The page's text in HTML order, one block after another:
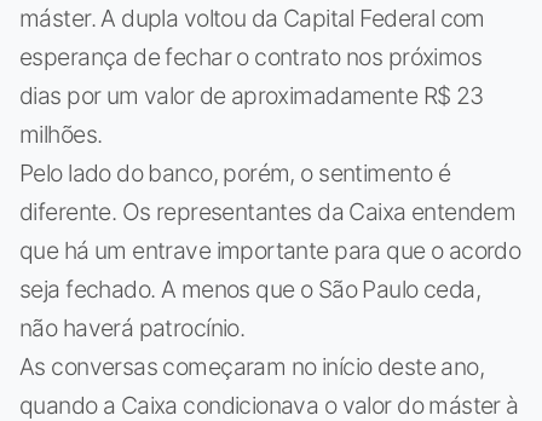
máster. A dupla voltou da Capital Federal com
esperança de fechar o contrato nos próximos
dias por um valor de aproximadamente R$ 23
milhões.
Pelo lado do banco, porém, o sentimento é
diferente. Os representantes da Caixa entendem
que há um entrave importante para que o acordo
seja fechado. A menos que o São Paulo ceda,
não haverá patrocínio.
As conversas começaram no início deste ano,
quando a Caixa condicionava o valor do máster à